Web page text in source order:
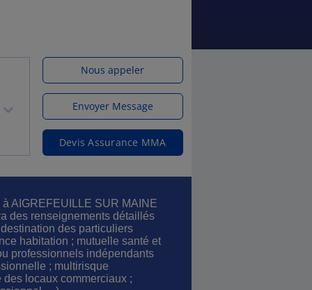
Nous appeler
Envoyer Message
Devis Assurance MMA
AIGREFEUILLE SUR MAINE
des renseignements détaillés
des particuliers
habitation ; mutuelle santé et
professionnels indépendants
; multirisque
locaux commerciaux ;